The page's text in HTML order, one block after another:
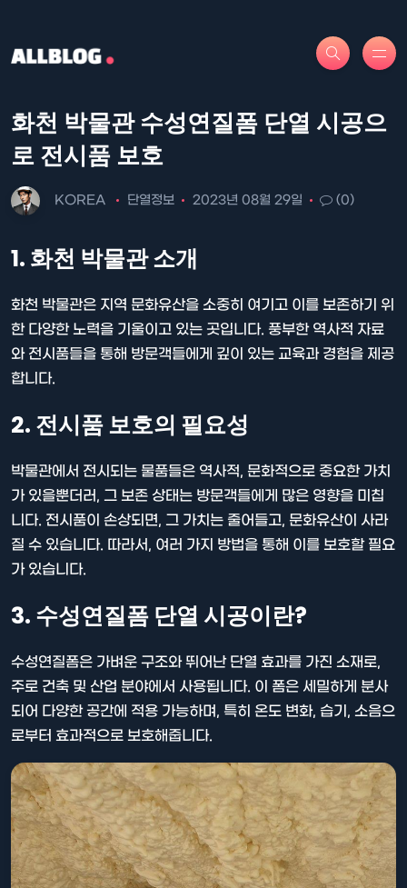
화천 박물관 수성연질폼 단열 시공으
로 전시품 보호
KOREA 단열정보 2023년 08월 29일 (0)
1. 화천 박물관 소개
화천 박물관은 지역 문화유산을 소중히 여기고 이를 보존하기 위
한 다양한 노력을 기울이고 있는 곳입니다. 풍부한 역사적 자료
와 전시품들을 통해 방문객들에게 깊이 있는 교육과 경험을 제공
합니다.
2. 전시품 보호의 필요성
박물관에서 전시되는 물품들은 역사적, 문화적으로 중요한 가치
가 있을뿐더러, 그 보존 상태는 방문객들에게 많은 영향을 미칩
니다. 전시품이 손상되면, 그 가치는 줄어들고, 문화유산이 사라
질 수 있습니다. 따라서, 여러 가지 방법을 통해 이를 보호할 필요
가 있습니다.
3. 수성연질폼 단열 시공이란?
수성연질폼은 가벼운 구조와 뛰어난 단열 효과를 가진 소재로,
주로 건축 및 산업 분야에서 사용됩니다. 이 폼은 세밀하게 분사
되어 다양한 공간에 적용 가능하며, 특히 온도 변화, 습기, 소음으
로부터 효과적으로 보호해줍니다.